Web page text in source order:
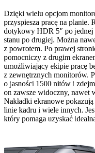
Dzięki wielu opcjom
przyspiesza pracę na planie.
dotykowy HDR 5″ po
stanu po drugiej. Można
z powrotem. Po prawej
pomocniczy z drugim
umożliwiający ekipie pracę
z zewnętrznych monitorów.
o jasności 1500 nitów i
on zawsze widoczny, nawet
Nakładki ekranowe
linie kadru i wiele innych.
który pomaga uzyskać